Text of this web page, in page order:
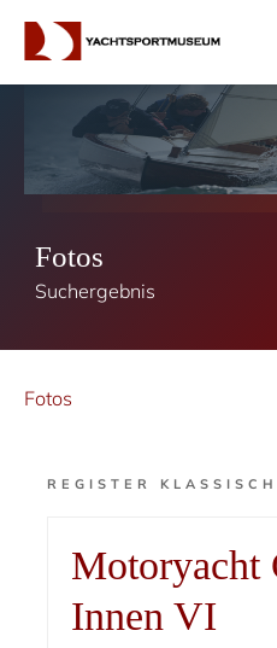
Fotos
Suchergebnis
Fotos
REGISTER
Motoryacht
Innen VI